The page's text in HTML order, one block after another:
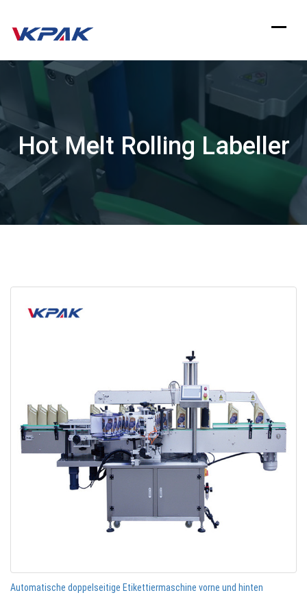
Zum
Hot Melt Rolling Labeller
Automatische doppelseitige Etikettiermaschine vorne und hinten